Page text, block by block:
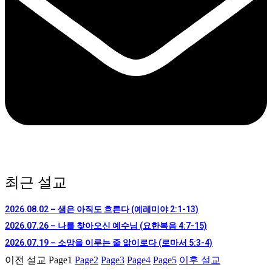
최근 설교
2026.08.02 – 샘은 아직도 흐른다 (예레미야 2:1-13)
2026.07.26 – 나를 찾아오신 예수님 (요한복음 4:7-15)
2026.07.19 – 소망을 이루는 줄 앎이로다 (로마서 5:3-4)
이전 설교 Page1 Page2 Page3 Page4 Page5 이후 설교